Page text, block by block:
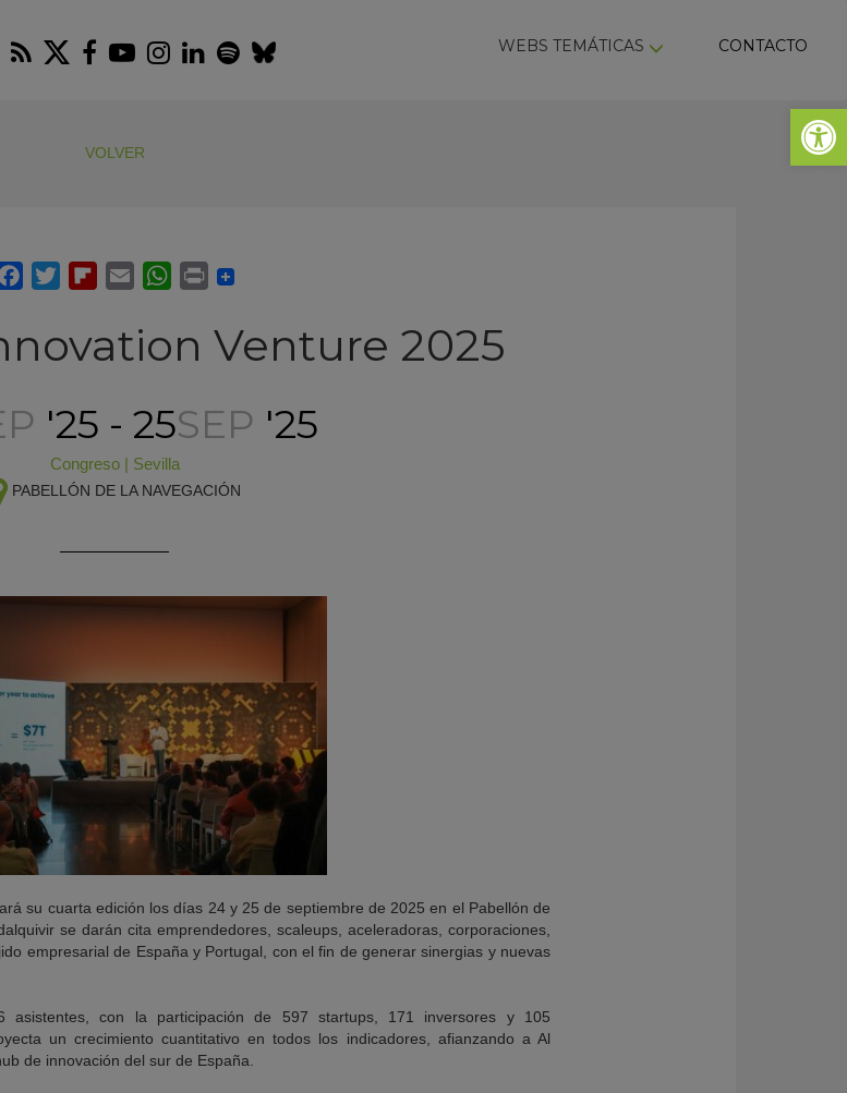
Abrir
RSS Twitter
Facebook
Youtube
Instagram
LinkedIn
Spotify
Bluesky WEBS TEMÁTICAS CONTACTO
VOLVER
Venture 2025
'25 - 25SEP '25
Congreso| Sevilla
PABELLÓN DE LA NAVEGACIÓN
su cuarta edición los días 24 y 25 de septiembre de 2025 en el Pabellón de
se darán cita emprendedores, scaleups, aceleradoras, corporaciones,
empresarial de España y Portugal, con el fin de generar sinergias y nuevas
con la participación de 597 startups, 171 inversores y 105
un crecimiento cuantitativo en todos los indicadores, afianzando a Al
de innovación del sur de España.